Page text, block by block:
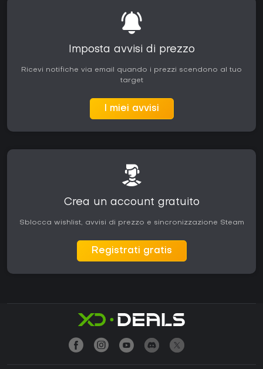
Imposta avvisi di prezzo
Ricevi notifiche via email quando i prezzi scendono al tuo
target
I miei avvisi
Crea un account gratuito
Sblocca wishlist, avvisi di prezzo e sincronizzazione Steam
Registrati gratis